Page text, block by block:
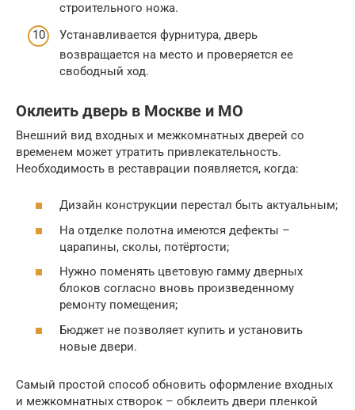
строительного ножа.
Устанавливается фурнитура, дверь
возвращается на место и проверяется ее
свободный ход.
Оклеить дверь в Москве и МО
Внешний вид входных и межкомнатных дверей со
временем может утратить привлекательность.
Необходимость в реставрации появляется, когда:
Дизайн конструкции перестал быть актуальным;
На отделке полотна имеются дефекты –
царапины, сколы, потёртости;
Нужно поменять цветовую гамму дверных
блоков согласно вновь произведенному
ремонту помещения;
Бюджет не позволяет купить и установить
новые двери.
Самый простой способ обновить оформление входных
и межкомнатных створок – обклеить двери пленкой